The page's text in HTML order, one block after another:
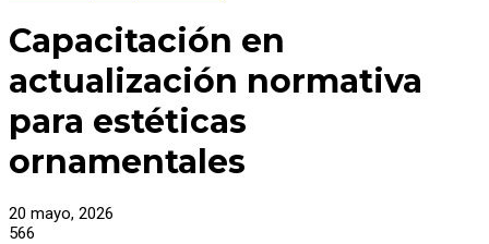
Capacitación en
actualización normativa
para estéticas
ornamentales
20 mayo, 2026
566